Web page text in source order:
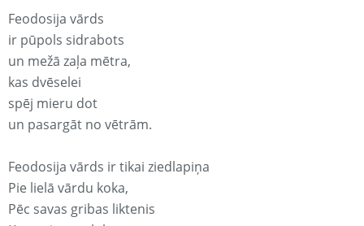
Feodosija vārds
ir pūpols sidrabots
un mežā zaļa mētra,
kas dvēselei
spēj mieru dot
un pasargāt no vētrām.
Feodosija vārds ir tikai ziedlapiņa
Pie lielā vārdu koka,
Pēc savas gribas liktenis